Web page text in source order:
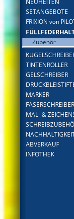
NEUHEITEN
SETANGEBOTE
FRIXION von
Zubehör
TINTENROLLER
GELSCHREIBER
MARKER
FASERSCHREIBER
MAL- &
ABVERKAUF
INFOTHEK